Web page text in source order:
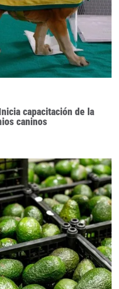
capacitación de la
caninos